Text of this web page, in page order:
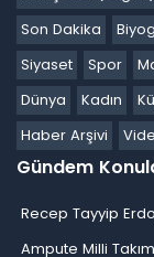
Son Dakika
Siyaset
Spor
Dünya
Kadın
Haber Arşivi
Gündem
Recep Tayyip
Ampute Milli